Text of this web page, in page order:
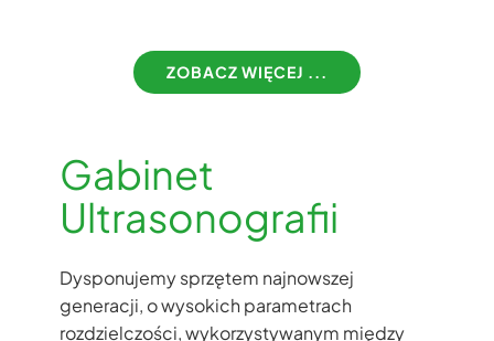
ZOBACZ WIĘCEJ ...​
Gabinet
Ultrasonografii
Dysponujemy sprzętem najnowszej
generacji, o wysokich parametrach
rozdzielczości, wykorzystywanym między